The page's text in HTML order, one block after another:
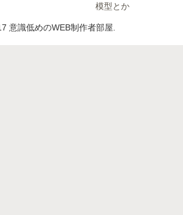
模型とか
意識低めのWEB制作者部屋.